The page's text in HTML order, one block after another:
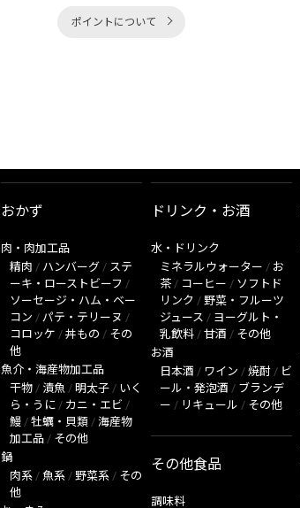
ポイントについて
おかず
肉・肉加工品
精肉 / ハンバーグ / ステ
ーキ・ローストビーフ /
ソーセージ・ハム・ベー
コン / パテ・テリーヌ /
コロッケ / 丼もの / その
他
魚介・海産物加工品
干物 / 漬魚 / 明太子 / いく
ら・うに / カニ・エビ /
鰻 / 牡蠣・貝類 / 海産物
加工品 / その他
鍋
肉系 / 魚系 / 野菜系 / その
他
ドリンク・お酒
水・ドリンク
ミネラルウォーター / お
茶 / コーヒー / ソフトド
リンク / 野菜・フルーツ
ジュース / ヨーグルト・
乳飲料 / 甘酒 / その他
お酒
日本酒 / ワイン / 焼酎 / ビ
ール・発泡酒 / ブランデ
ー / リキュール / その他
その他食品
調味料